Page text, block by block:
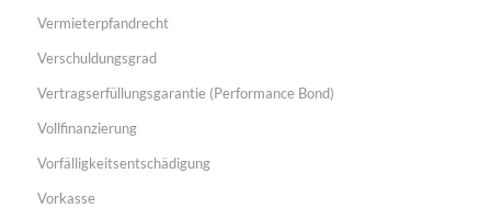
Vermieterpfandrecht
Verschuldungsgrad
Vertragserfüllungsgarantie (Performance Bond)
Vollfinanzierung
Vorfälligkeitsentschädigung
Vorkasse